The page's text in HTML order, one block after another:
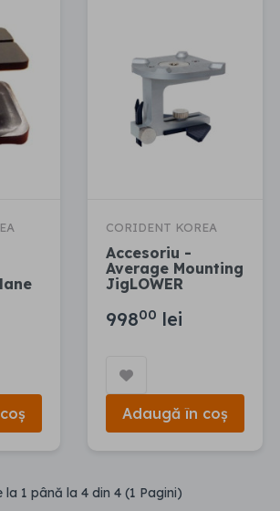
CORIDENT KOREA
Accesoriu -
Average Mounting
JigLOWER
99800 lei
Adaugă în coș
la 1 până la 4 din 4 (1 Pagini)